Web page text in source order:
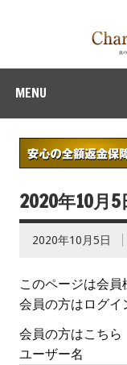
MENU
2020年10月
2020年10月5日
このページは会員
会員の方はログイ
会員の方はこちら
ユーザー名